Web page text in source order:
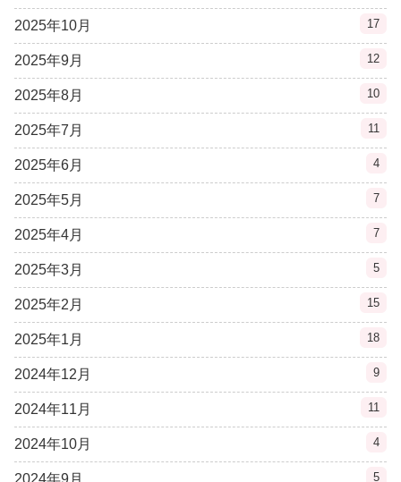
2025年10月 17
2025年9月 12
2025年8月 10
2025年7月 11
2025年6月 4
2025年5月 7
2025年4月 7
2025年3月 5
2025年2月 15
2025年1月 18
2024年12月 9
2024年11月 11
2024年10月 4
5